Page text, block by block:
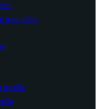
para niños
parrilla